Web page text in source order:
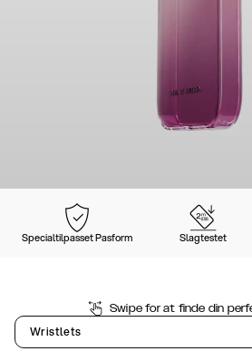
Specialtilpasset Pasform Slagtestet
Swipe for at finde din
Wristlets